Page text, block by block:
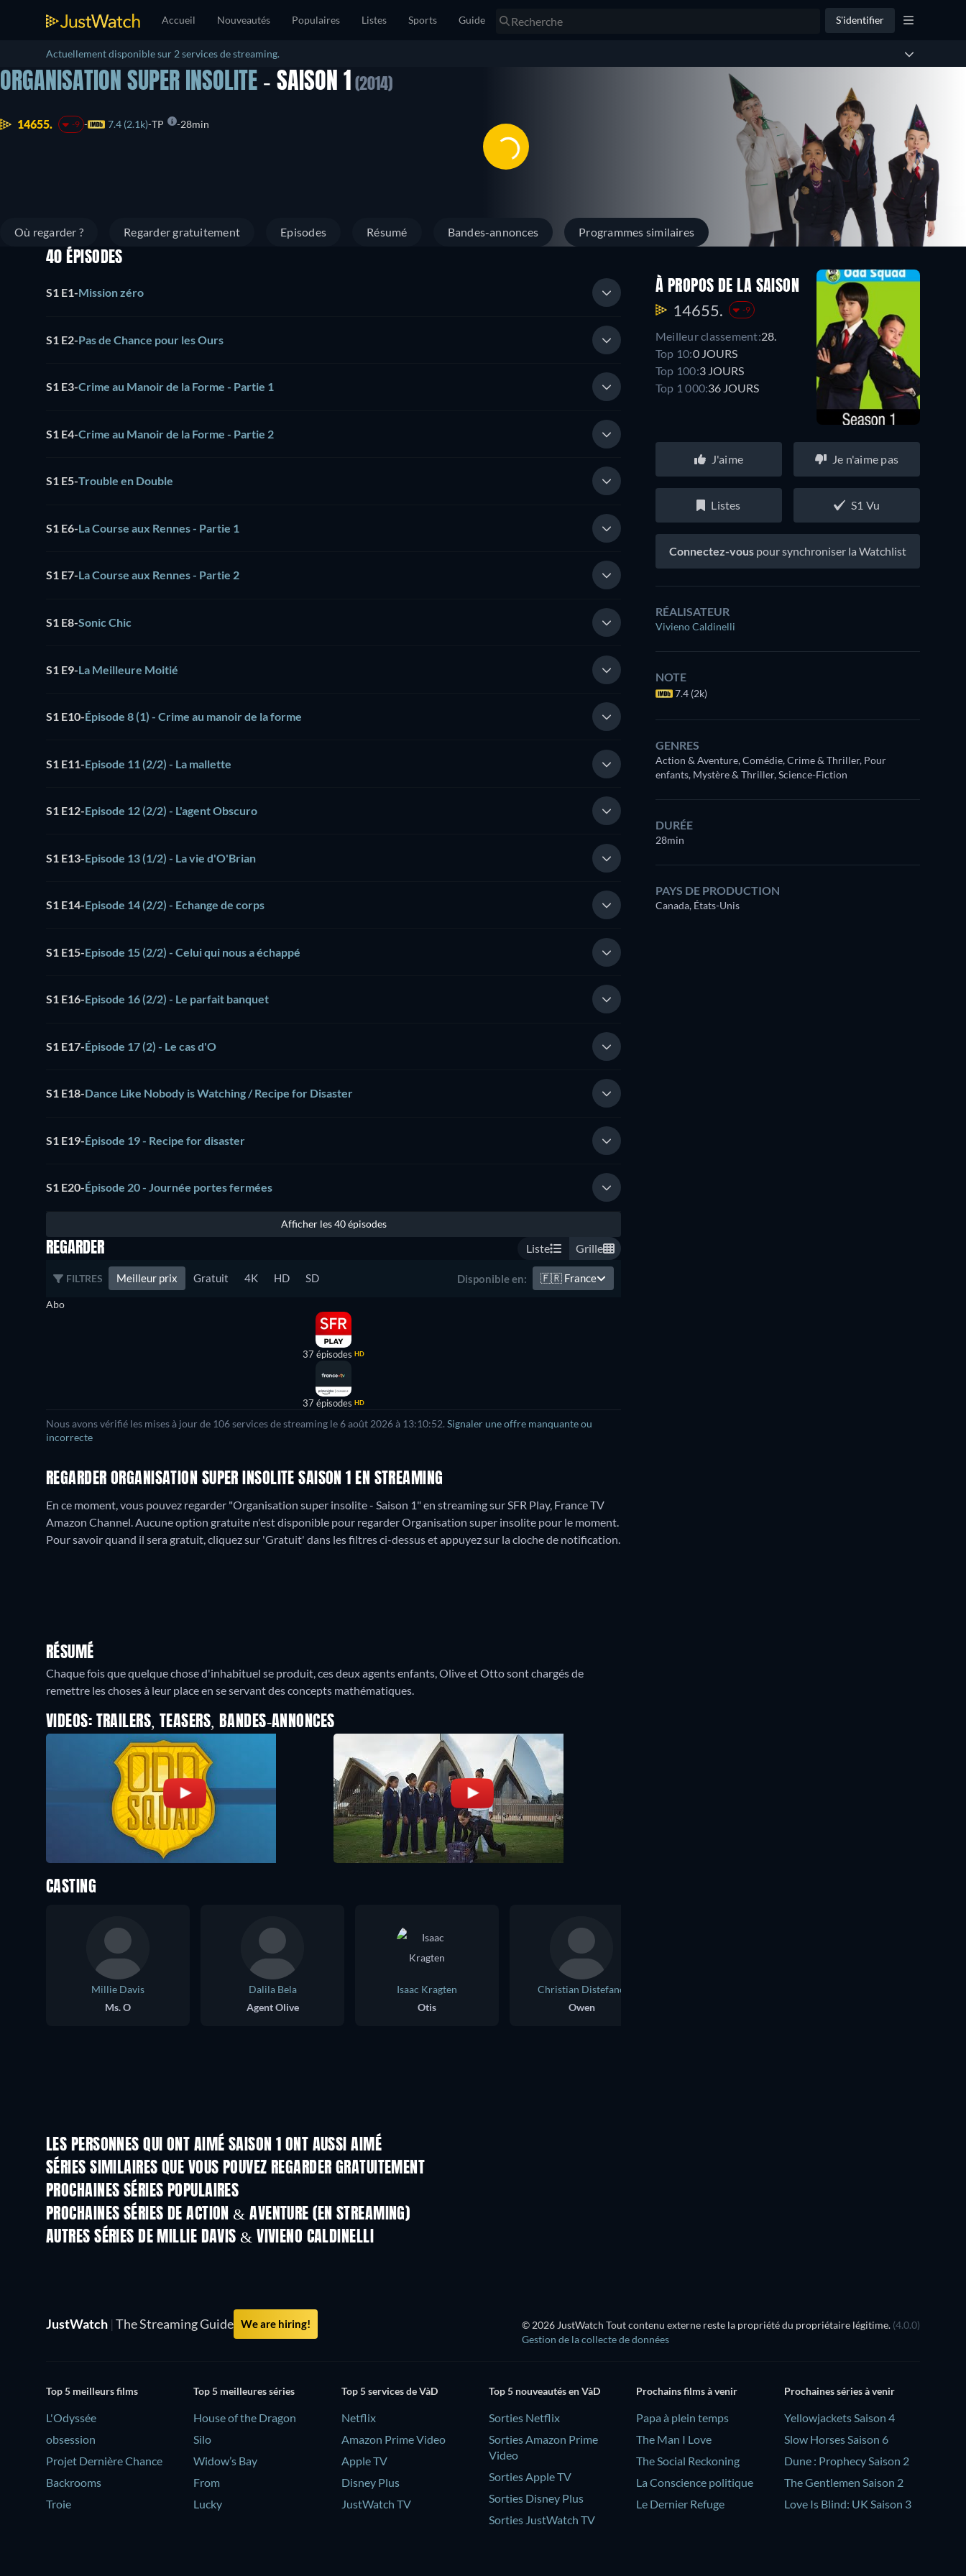
Accueil Nouveautés Populaires Listes Sports Guide S'identifier
Actuellement disponible sur 2 services de streaming.
ORGANISATION SUPER INSOLITE - SAISON 1 (2014)
14655. -9 7.4 (2.1k) TP 28min
Où regarder ? Regarder gratuitement Episodes Résumé Bandes-annonces Programmes similaires
40 ÉPISODES
S1 E1-Mission zéro
S1 E2-Pas de Chance pour les Ours
S1 E3-Crime au Manoir de la Forme - Partie 1
S1 E4-Crime au Manoir de la Forme - Partie 2
S1 E5-Trouble en Double
S1 E6-La Course aux Rennes - Partie 1
S1 E7-La Course aux Rennes - Partie 2
S1 E8-Sonic Chic
S1 E9-La Meilleure Moitié
S1 E10-Épisode 8 (1) - Crime au manoir de la forme
S1 E11-Episode 11 (2/2) - La mallette
S1 E12-Episode 12 (2/2) - L'agent Obscuro
S1 E13-Episode 13 (1/2) - La vie d'O'Brian
S1 E14-Episode 14 (2/2) - Echange de corps
S1 E15-Episode 15 (2/2) - Celui qui nous a échappé
S1 E16-Episode 16 (2/2) - Le parfait banquet
S1 E17-Épisode 17 (2) - Le cas d'O
S1 E18-Dance Like Nobody is Watching / Recipe for Disaster
S1 E19-Épisode 19 - Recipe for disaster
S1 E20-Épisode 20 - Journée portes fermées
Afficher les 40 épisodes
REGARDER Liste Grille
FILTRES Meilleur prix Gratuit 4K HD SD Disponible en: 🇫🇷 France
Abo
37 épisodes HD
37 épisodes HD
Nous avons vérifié les mises à jour de 106services de streaming le6 août 2026à 13:10:52. Signaler une offre manquante ou
incorrecte
REGARDER ORGANISATION SUPER INSOLITE SAISON 1 EN STREAMING
En ce moment, vous pouvez regarder "Organisation super insolite - Saison 1" en streaming sur SFR Play, France TV
Amazon Channel. Aucune option gratuite n'est disponible pour regarder Organisation super insolite pour le moment.
Pour savoir quand il sera gratuit, cliquez sur 'Gratuit' dans les filtres ci-dessus et appuyez sur la cloche de notification.
RÉSUMÉ
Chaque fois que quelque chose d'inhabituel se produit, ces deux agents enfants, Olive et Otto sont chargés de
remettre les choses à leur place en se servant des concepts mathématiques.
VIDEOS: TRAILERS, TEASERS, BANDES-ANNONCES
À PROPOS DE LA SAISON
14655. -9
Meilleur classement:28.
Top 10:0 JOURS
Top 100:3 JOURS
Top 1 000:36 JOURS
J'aime Je n'aime pas
Listes S1 Vu
Connectez-vous pour synchroniser la Watchlist
RÉALISATEUR
Vivieno Caldinelli
NOTE
7.4 (2k)
GENRES
Action & Aventure, Comédie, Crime & Thriller, Pour
enfants, Mystère & Thriller, Science-Fiction
DURÉE
28min
PAYS DE PRODUCTION
Canada, États-Unis
CASTING
Millie Davis
Ms. O
Dalila Bela
Agent Olive
Isaac Kragten
Otis
Christian Distefano
Owen
LES PERSONNES QUI ONT AIMÉ SAISON 1 ONT AUSSI AIMÉ
Série
SÉRIES SIMILAIRES QUE VOUS POUVEZ REGARDER GRATUITEMENT
Série Série
PROCHAINES SÉRIES POPULAIRES
Série
PROCHAINES SÉRIES DE ACTION & AVENTURE (EN STREAMING)
Saison 2 Saison 2
AUTRES SÉRIES DE MILLIE DAVIS & VIVIENO CALDINELLI
Série Série
JustWatch | The Streaming Guide We are hiring! © 2026 JustWatch Tout contenu externe reste la propriété du propriétaire légitime. (4.0.0)
Gestion de la collecte de données
Top 5 meilleurs films
L'Odyssée
obsession
Projet Dernière Chance
Backrooms
Troie
Top 5 meilleures séries
House of the Dragon
Silo
Widow’s Bay
From
Lucky
Top 5 services de VàD
Netflix
Amazon Prime Video
Apple TV
Disney Plus
JustWatch TV
Top 5 nouveautés en VàD
Sorties Netflix
Sorties Amazon Prime
Video
Sorties Apple TV
Sorties Disney Plus
Sorties JustWatch TV
Prochains films à venir
‎Papa à plein temps
The Man I Love
The Social Reckoning
La Conscience politique
Le Dernier Refuge
Prochaines séries à venir
Yellowjackets Saison 4
Slow Horses Saison 6
Dune : Prophecy Saison 2
The Gentlemen Saison 2
Love Is Blind: UK Saison 3